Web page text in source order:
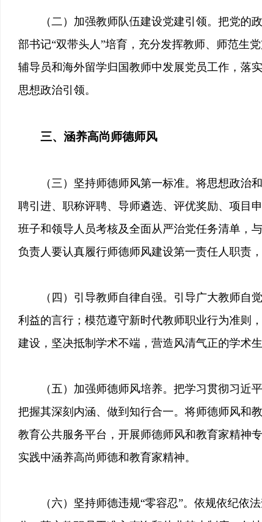
（二）加强教师队伍建设党建引领。把党
部书记“双带头人”培育，充分发挥教师、师范生
辅导员和海外留学归国教师中发展党员工作，落
思想政治引领。
三、涵养高尚师德师风
（三）坚持师德师风第一标准。将思想政
聘引进、职称评聘、导师遴选、评优奖励、项目
班子和领导人员考核及全面从严治党任务清单，
负责人要认真履行师德师风建设第一责任人职责
（四）引导教师自律自强。引导广大教师
利益的言行；模范遵守新时代教师职业行为准则
建设，坚决抵制学术不端，营造风清气正的学术
（五）加强师德师风培养。把学习贯彻习
把握其深刻内涵、做到知行合一。将师德师风和
教育公共服务平台，开展师德师风和教育家精神
实践中涵养高尚师德和教育家精神。
（六）坚持师德违规“零容忍”。依规依纪